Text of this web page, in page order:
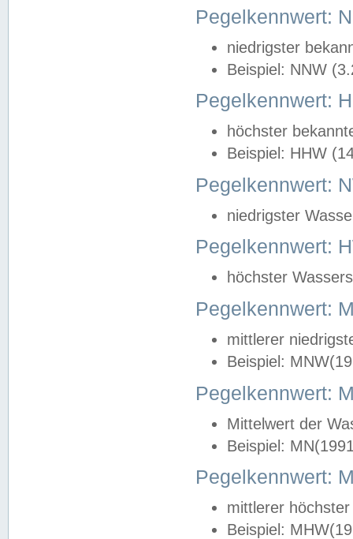
Pegelkennwert:
niedrigster
Beispiel: NNW
Pegelkennwert:
höchster
Beispiel: HHW
Pegelkennwert:
niedrigster
Pegelkennwert:
höchster
Pegelkennwert:
mittlerer
Beispiel:
Pegelkennwert:
Mittelwert der
Beispiel:
Pegelkennwert:
mittlerer
Beispiel: